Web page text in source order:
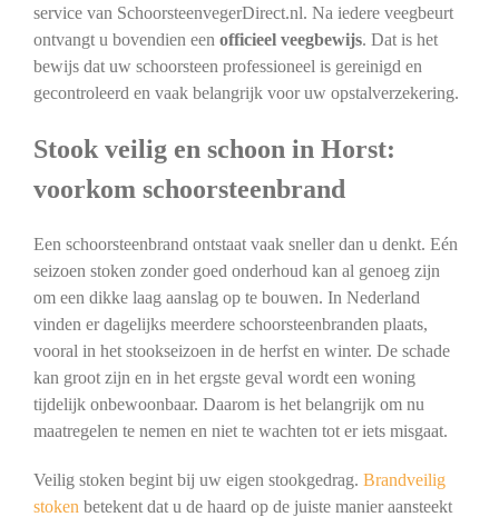
service van SchoorsteenvegerDirect.nl. Na iedere veegbeurt
ontvangt u bovendien een officieel veegbewijs. Dat is het
bewijs dat uw schoorsteen professioneel is gereinigd en
gecontroleerd en vaak belangrijk voor uw opstalverzekering.
Stook veilig en schoon in Horst:
voorkom schoorsteenbrand
Een schoorsteenbrand ontstaat vaak sneller dan u denkt. Eén
seizoen stoken zonder goed onderhoud kan al genoeg zijn
om een dikke laag aanslag op te bouwen. In Nederland
vinden er dagelijks meerdere schoorsteenbranden plaats,
vooral in het stookseizoen in de herfst en winter. De schade
kan groot zijn en in het ergste geval wordt een woning
tijdelijk onbewoonbaar. Daarom is het belangrijk om nu
maatregelen te nemen en niet te wachten tot er iets misgaat.
Veilig stoken begint bij uw eigen stookgedrag. Brandveilig
stoken betekent dat u de haard op de juiste manier aansteekt